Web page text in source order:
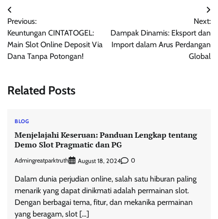
Post
navigation
Previous:
Keuntungan CINTATOGEL:
Main Slot Online Deposit Via
Dana Tanpa Potongan!
Next:
Dampak Dinamis: Eksport dan
Import dalam Arus Perdangan
Global
Related Posts
BLOG
Menjelajahi Keseruan: Panduan Lengkap tentang
Demo Slot Pragmatic dan PG
Admingreatparktruth August 18, 2024 0
Dalam dunia perjudian online, salah satu hiburan paling
menarik yang dapat dinikmati adalah permainan slot.
Dengan berbagai tema, fitur, dan mekanika permainan
yang beragam, slot […]